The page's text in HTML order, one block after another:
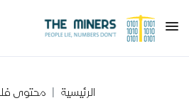
الرئيسية محتوى